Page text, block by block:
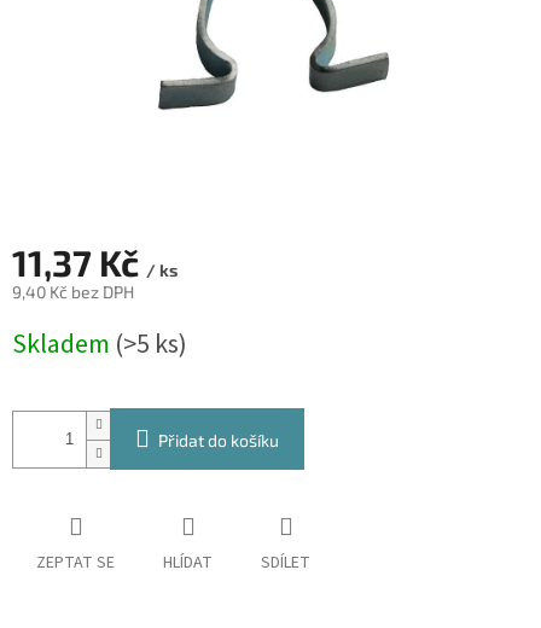
11,37 Kč / ks
9,40 Kč bez DPH
cena:
Skladem (>5 ks)
Přidat do košíku
ZEPTAT SE HLÍDAT SDÍLET